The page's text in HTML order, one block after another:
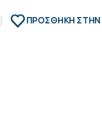
ΠΡΌΣΘΉΚΗ ΣΤΗΝ